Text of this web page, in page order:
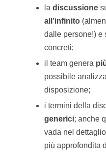
la discussione
all ’infinito
dalle persone!) e
concreti;
il team genera
possibile
disposizione;
i termini della
generici; anche
vada nel
più approfondita